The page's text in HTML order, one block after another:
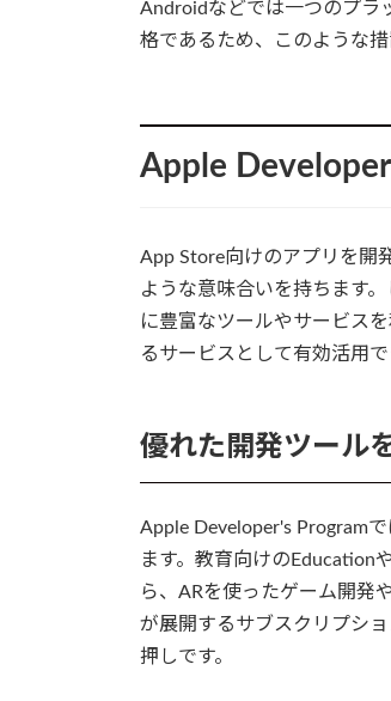
Androidなどでは一つのプラ
格であるため、このような措
Apple
App Store向けのアプリを開
ような意味合いを持ちます
に豊富なツールやサービス
るサービスとして有効活用で
優れた開発ツール
Apple Developer's Program
ます。教育向けのEducation
ら、ARを使ったゲーム開発
が展開するサブスクリプシ
押しです。